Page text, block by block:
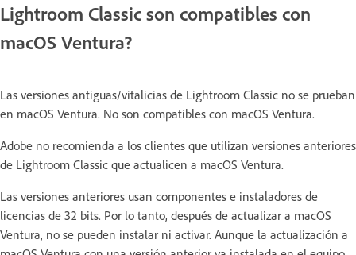
Lightroom Classic son compatibles con
macOS Ventura?
Las versiones antiguas/vitalicias de Lightroom Classic no se prueban
en macOS Ventura. No son compatibles con macOS Ventura.
Adobe no recomienda a los clientes que utilizan versiones anteriores
de Lightroom Classic que actualicen a macOS Ventura.
Las versiones anteriores usan componentes e instaladores de
licencias de 32 bits. Por lo tanto, después de actualizar a macOS
Ventura, no se pueden instalar ni activar. Aunque la actualización a